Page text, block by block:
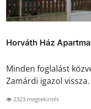
Horváth Ház
Minden foglalást
Zamárdi igazol vissza.
2323 megtekintés